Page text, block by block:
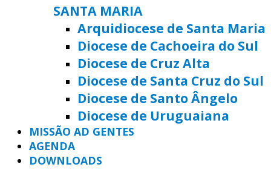
SANTA MARIA
Arquidiocese de Santa Maria
Diocese de Cachoeira do Sul
Diocese de Cruz Alta
Diocese de Santa Cruz do Sul
Diocese de Santo Ângelo
Diocese de Uruguaiana
MISSÃO AD GENTES
AGENDA
DOWNLOADS